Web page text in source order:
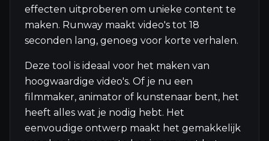
effecten uitproberen om unieke content te
maken. Runway maakt video's tot 18
seconden lang, genoeg voor korte verhalen.
Deze tool is ideaal voor het maken van
hoogwaardige video's. Of je nu een
filmmaker, animator of kunstenaar bent, het
heeft alles wat je nodig hebt. Het
eenvoudige ontwerp maakt het gemakkelijk